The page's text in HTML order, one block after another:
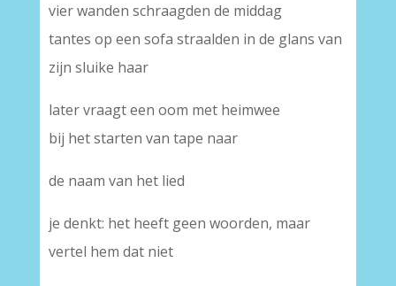
vier wanden schraagden de middag
tantes op een sofa straalden in de glans van
zijn sluike haar
later vraagt een oom met heimwee
bij het starten van tape naar
de naam van het lied
je denkt: het heeft geen woorden, maar
vertel hem dat niet